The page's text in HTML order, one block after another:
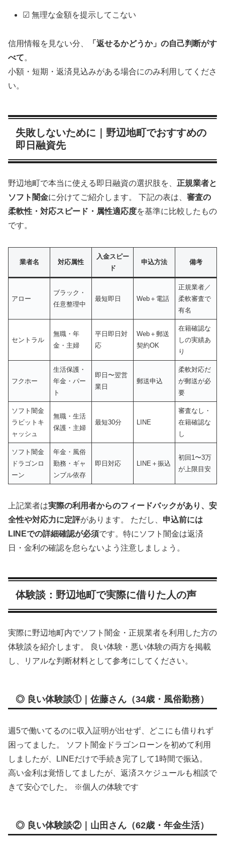
☑ 無理な金額を提示してこない
信用情報を見ない分、
「返せるかどうか」の自己判断がす
べて。
小額・短期・返済見込みがある場合にのみ利用してくださ
い。
失敗しないために｜野辺地町でおすすめの
即日融資先
野辺地町で本当に使える即日融資の選択肢を、 正規業者と
ソフト闇金に分けてご紹介します。 下記の表は、 審査の
柔軟性・対応スピード・属性適応度を基準に比較したもの
です。
業者名 対応属性
入金スピー
ド
申込方法 備考
アロー
ブラック・
任意整理中
最短即日 Web＋電話
正規業者／
柔軟審査で
有名
セントラル
無職・年
金・主婦
平日即日対
応
Web＋郵送
契約OK
在籍確認な
しの実績あ
り
フクホー
生活保護・
年金・パー
ト
即日〜翌営
業日
郵送申込
柔軟対応だ
が郵送が必
要
ソフト闇金
ラビットキ
ャッシュ
無職・生活
保護・主婦
最短30分 LINE
審査なし・
在籍確認な
し
ソフト闇金
ドラゴンロ
ーン
年金・風俗
勤務・ギャ
ンブル依存
即日対応 LINE＋振込
初回1〜3万
が上限目安
上記業者は実際の利用者からのフィードバックがあり、安
全性や対応力に定評があります。 ただし、 申込前には
LINEでの詳細確認が必須です。特にソフト闇金は返済
日・金利の確認を怠らないよう注意しましょう。
体験談：野辺地町で実際に借りた人の声
実際に野辺地町内でソフト闇金・正規業者を利用した方の
体験談を紹介します。 良い体験・悪い体験の両方を掲載
し、リアルな判断材料として参考にしてください。
◎ 良い体験談①｜佐藤さん（34歳・風俗勤務）
週5で働いてるのに収入証明が出せず、どこにも借りれず
困ってました。 ソフト闇金ドラゴンローンを初めて利用
しましたが、LINEだけで手続き完了して1時間で振込。
高い金利は覚悟してましたが、返済スケジュールも相談で
きて安心でした。 ※個人の体験です
◎ 良い体験談②｜山田さん（62歳・年金生活）